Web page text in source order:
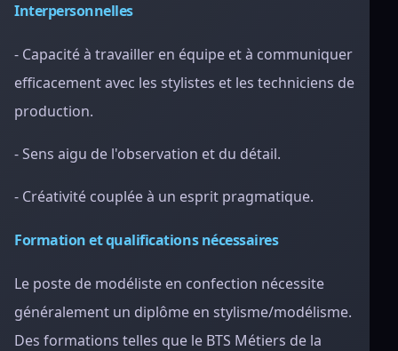
Interpersonnelles
- Capacité à travailler en équipe et à communiquer
efficacement avec les stylistes et les techniciens de
production.
- Sens aigu de l'observation et du détail.
- Créativité couplée à un esprit pragmatique.
Formation et qualifications nécessaires
Le poste de modéliste en confection nécessite
généralement un diplôme en stylisme/modélisme.
Des formations telles que le BTS Métiers de la